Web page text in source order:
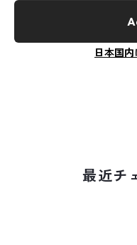
日本国
最近チ